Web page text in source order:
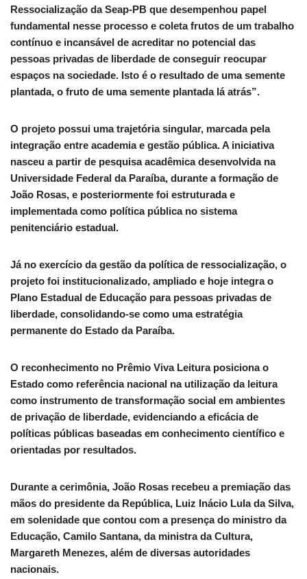
Ressocialização da Seap-PB que desempenhou papel
fundamental nesse processo e coleta frutos de um trabalho
contínuo e incansável de acreditar no potencial das
pessoas privadas de liberdade de conseguir reocupar
espaços na sociedade. Isto é o resultado de uma semente
plantada, o fruto de uma semente plantada lá atrás”.
O projeto possui uma trajetória singular, marcada pela
integração entre academia e gestão pública. A iniciativa
nasceu a partir de pesquisa acadêmica desenvolvida na
Universidade Federal da Paraíba, durante a formação de
João Rosas, e posteriormente foi estruturada e
implementada como política pública no sistema
penitenciário estadual.
Já no exercício da gestão da política de ressocialização, o
projeto foi institucionalizado, ampliado e hoje integra o
Plano Estadual de Educação para pessoas privadas de
liberdade, consolidando-se como uma estratégia
permanente do Estado da Paraíba.
O reconhecimento no Prêmio Viva Leitura posiciona o
Estado como referência nacional na utilização da leitura
como instrumento de transformação social em ambientes
de privação de liberdade, evidenciando a eficácia de
políticas públicas baseadas em conhecimento científico e
orientadas por resultados.
Durante a cerimônia, João Rosas recebeu a premiação das
mãos do presidente da República, Luiz Inácio Lula da Silva,
em solenidade que contou com a presença do ministro da
Educação, Camilo Santana, da ministra da Cultura,
Margareth Menezes, além de diversas autoridades
nacionais.